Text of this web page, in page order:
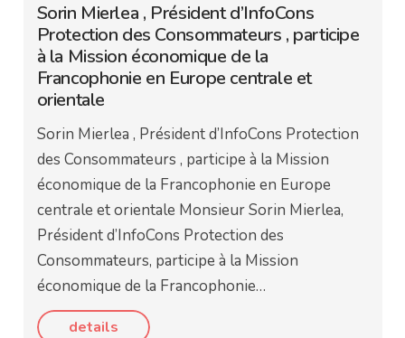
Sorin Mierlea , Président d’InfoCons
Protection des Consommateurs , participe
à la Mission économique de la
Francophonie en Europe centrale et
orientale
Sorin Mierlea , Président d’InfoCons Protection
des Consommateurs , participe à la Mission
économique de la Francophonie en Europe
centrale et orientale Monsieur Sorin Mierlea,
Président d’InfoCons Protection des
Consommateurs, participe à la Mission
économique de la Francophonie…
details